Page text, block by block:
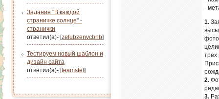
Задание "В каждой
страничке солнце" -
странички
ответил(а)- [zefubzenvcbnb]
Тестируем новый шаблон и
дизайн сайта
ответил(а)- [teamstel ]
-
1.
трех
2.
3.